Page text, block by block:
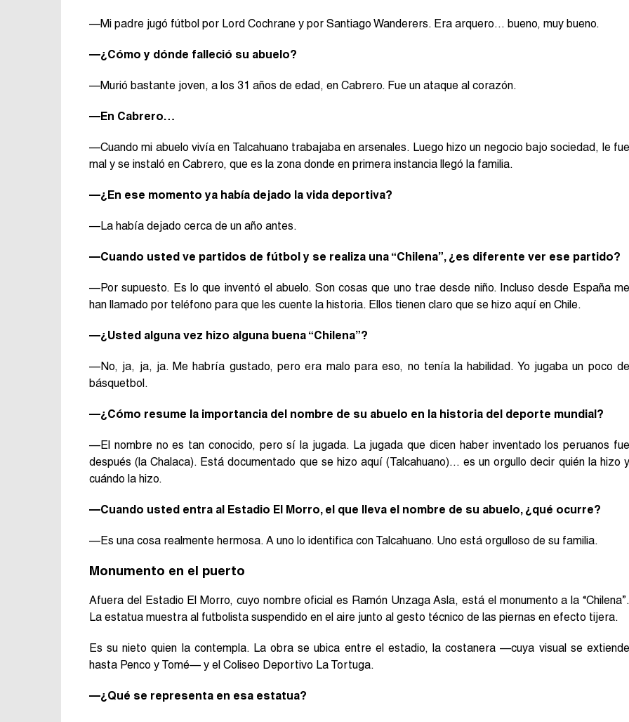
—Mi padre jugó fútbol por Lord Cochrane y por Santiago Wanderers. Era arquero… bueno, muy bueno.
—¿Cómo y dónde falleció su abuelo?
—Murió bastante joven, a los 31 años de edad, en Cabrero. Fue un ataque al corazón.
—En Cabrero…
—Cuando mi abuelo vivía en Talcahuano trabajaba en arsenales. Luego hizo un negocio bajo sociedad, le fue
mal y se instaló en Cabrero, que es la zona donde en primera instancia llegó la familia.
—¿En ese momento ya había dejado la vida deportiva?
—La había dejado cerca de un año antes.
—Cuando usted ve partidos de fútbol y se realiza una “Chilena”, ¿es diferente ver ese partido?
—Por supuesto. Es lo que inventó el abuelo. Son cosas que uno trae desde niño. Incluso desde España me
han llamado por teléfono para que les cuente la historia. Ellos tienen claro que se hizo aquí en Chile.
—¿Usted alguna vez hizo alguna buena “Chilena”?
—No, ja, ja, ja. Me habría gustado, pero era malo para eso, no tenía la habilidad. Yo jugaba un poco de
básquetbol.
—¿Cómo resume la importancia del nombre de su abuelo en la historia del deporte mundial?
—El nombre no es tan conocido, pero sí la jugada. La jugada que dicen haber inventado los peruanos fue
después (la Chalaca). Está documentado que se hizo aquí (Talcahuano)… es un orgullo decir quién la hizo y
cuándo la hizo.
—Cuando usted entra al Estadio El Morro, el que lleva el nombre de su abuelo, ¿qué ocurre?
—Es una cosa realmente hermosa. A uno lo identifica con Talcahuano. Uno está orgulloso de su familia.
Monumento en el puerto
Afuera del Estadio El Morro, cuyo nombre oficial es Ramón Unzaga Asla, está el monumento a la “Chilena”.
La estatua muestra al futbolista suspendido en el aire junto al gesto técnico de las piernas en efecto tijera.
Es su nieto quien la contempla. La obra se ubica entre el estadio, la costanera —cuya visual se extiende
hasta Penco y Tomé— y el Coliseo Deportivo La Tortuga.
—¿Qué se representa en esa estatua?